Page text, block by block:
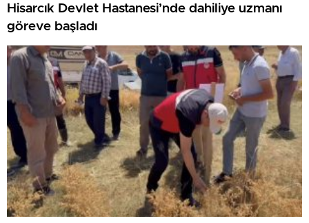
Hisarcık Devlet Hastanesi’nde dahiliye uzmanı
göreve başladı